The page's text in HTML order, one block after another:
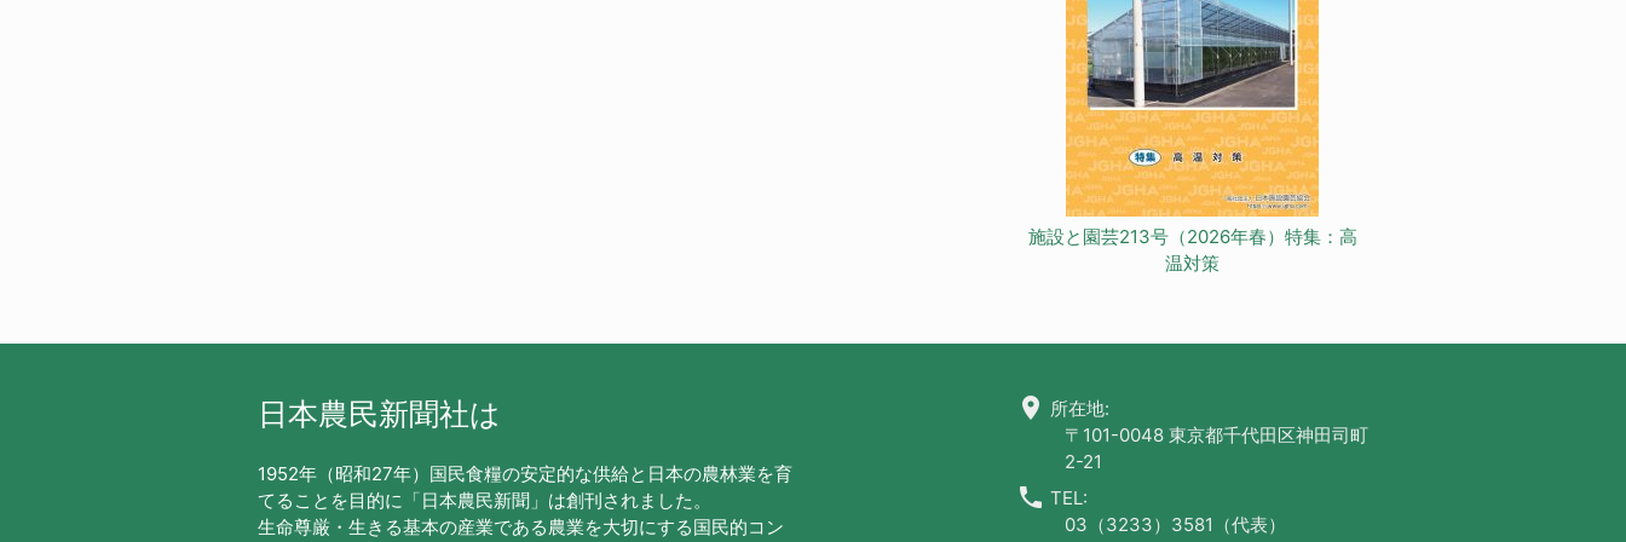
施設と園芸213号（2026年春）特集：高
温対策
日本農民新聞社は
1952年（昭和27年）国民食糧の安定的な供給と日本の農林業を育
てることを目的に「日本農民新聞」は創刊されました。
生命尊厳・生きる基本の産業である農業を大切にする国民的コン
location_on 所在地:
〒101-0048 東京都千代田区神田司町
2-21
call TEL:
03（3233）3581（代表）